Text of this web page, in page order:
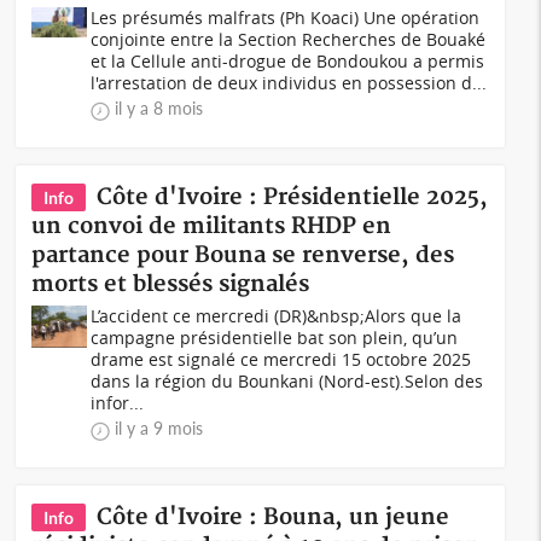
Les présumés malfrats (Ph Koaci) Une opération
conjointe entre la Section Recherches de Bouaké
et la Cellule anti-drogue de Bondoukou a permis
l'arrestation de deux individus en possession d...
il y a 8 mois
Info
Côte d'Ivoire : Présidentielle 2025,
un convoi de militants RHDP en
partance pour Bouna se renverse, des
morts et blessés signalés
L’accident ce mercredi (DR)&nbsp;Alors que la
campagne présidentielle bat son plein, qu’un
drame est signalé ce mercredi 15 octobre 2025
dans la région du Bounkani (Nord-est).Selon des
infor...
il y a 9 mois
Info
Côte d'Ivoire : Bouna, un jeune